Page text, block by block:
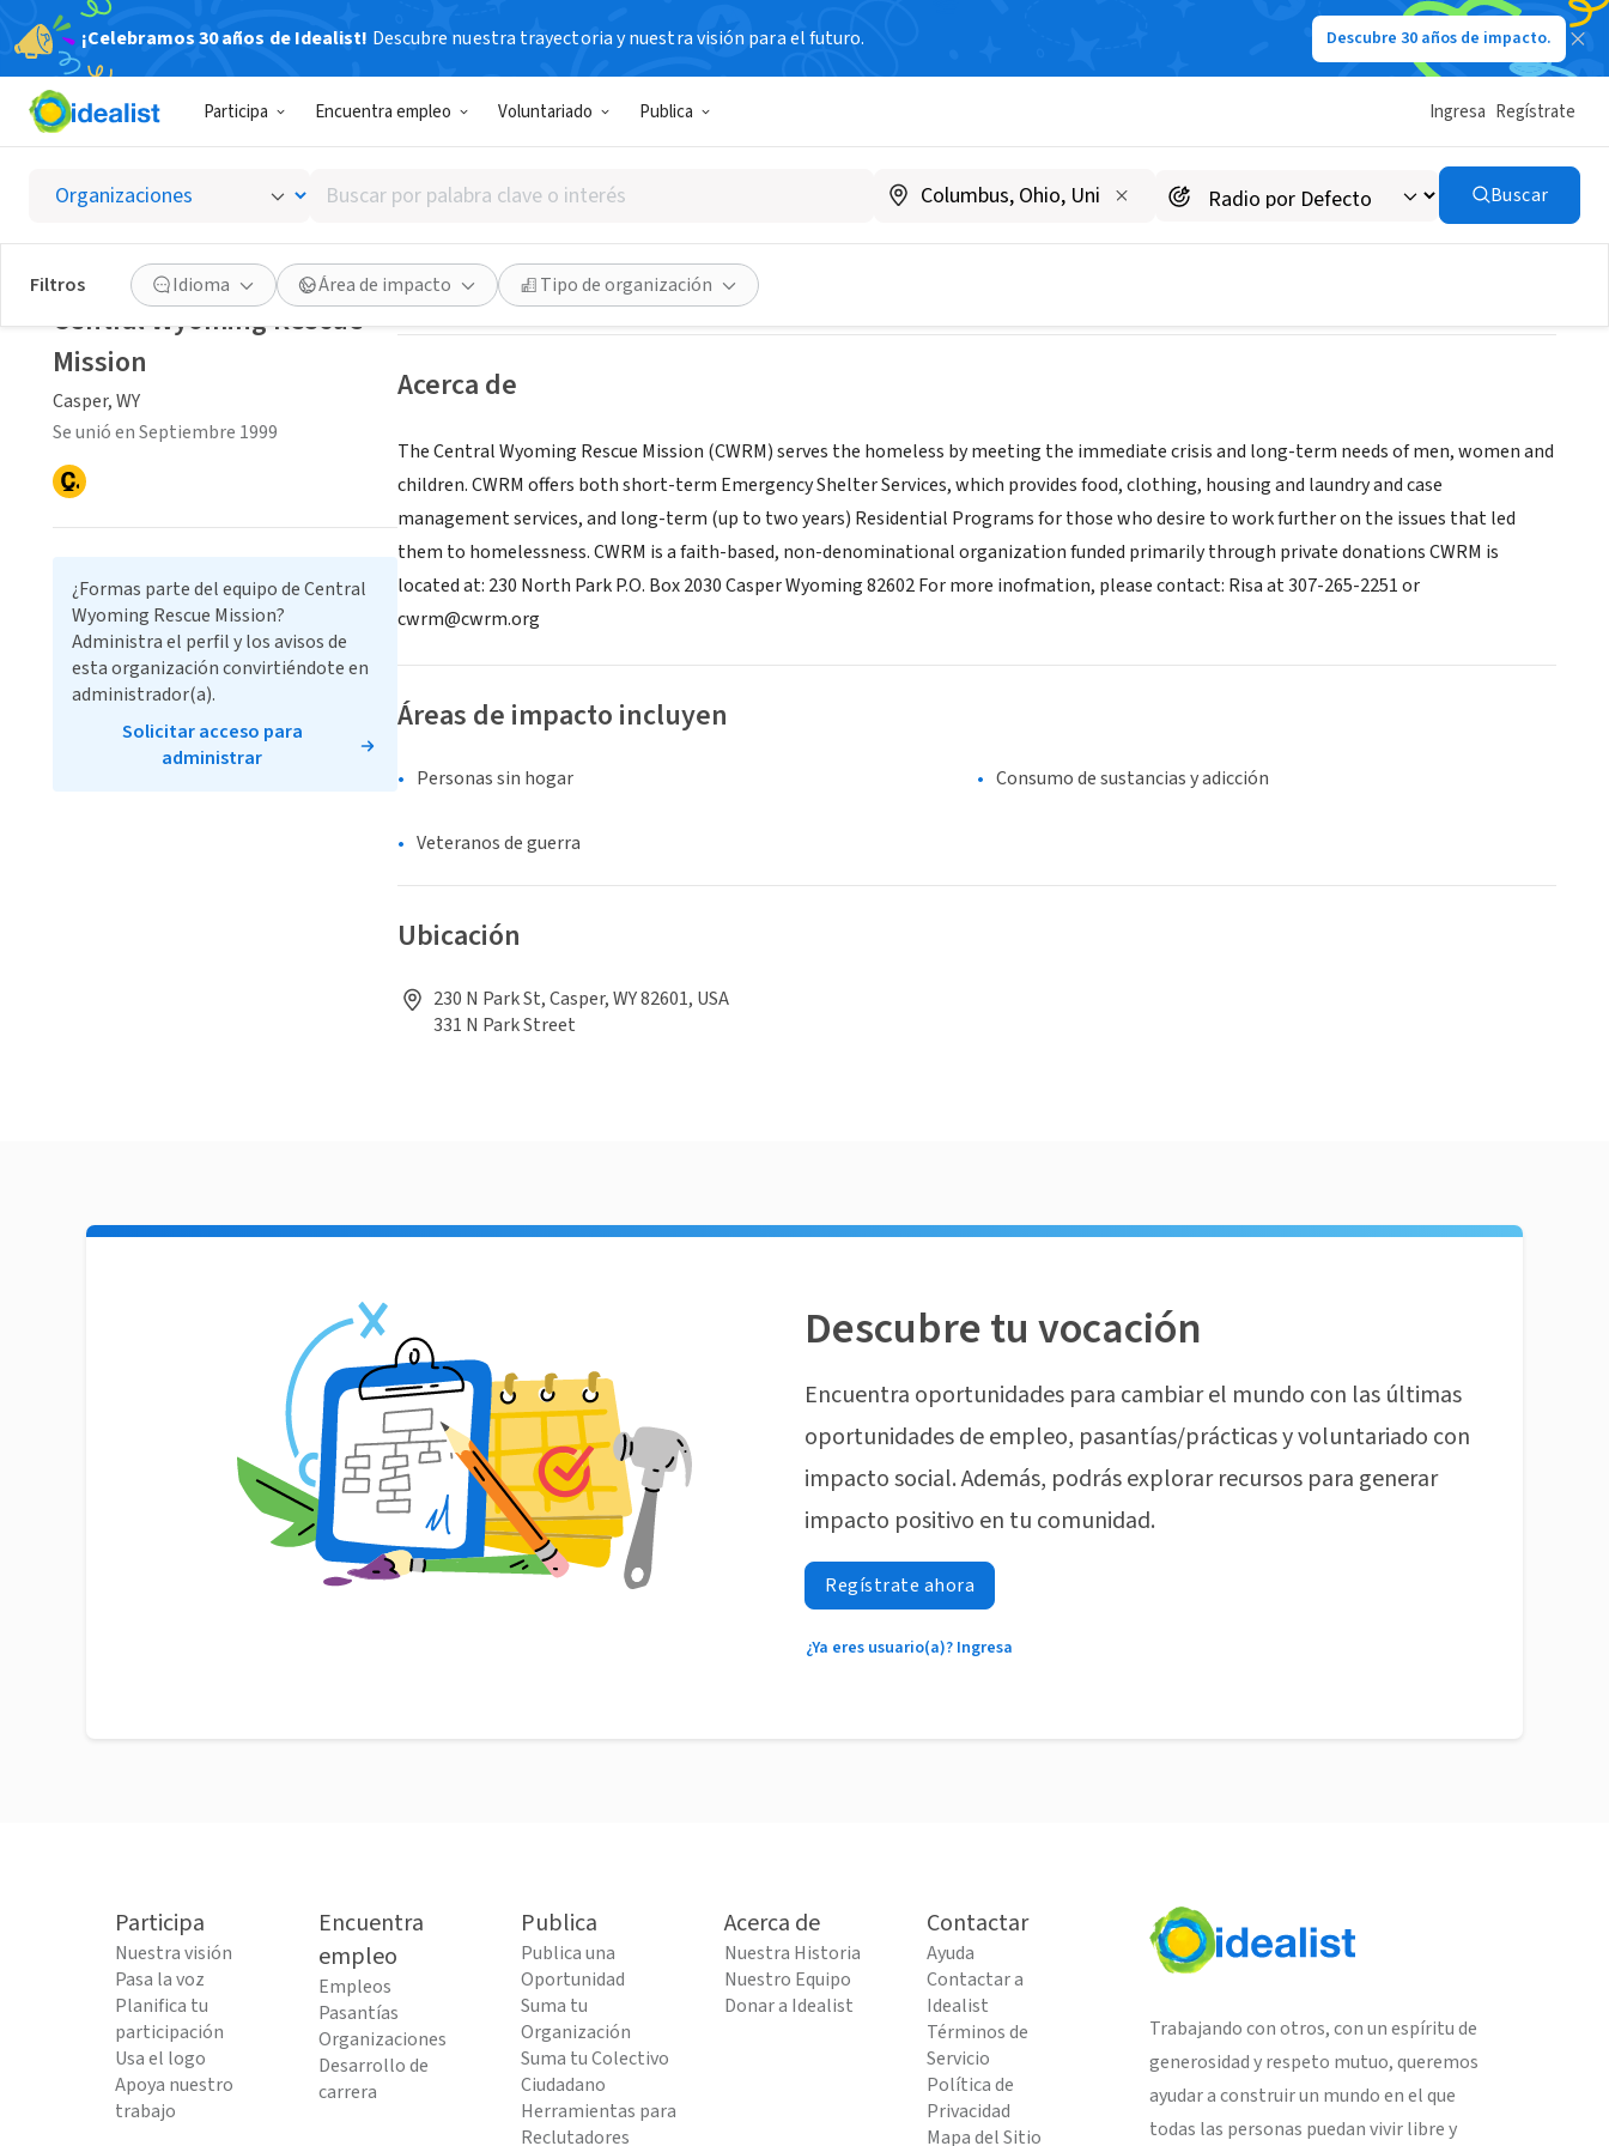
¡Celebramos 30 años de Idealist! Descubre nuestra trayectoria y nuestra visión para el futuro. Descubre 30 años de impacto.
Participa Encuentra empleo Voluntariado Publica Ingresa Regístrate
Buscar
por
palabra
clave
o
interés
Buscar
Filtros Idioma Área de impacto Tipo de organización
Central Wyoming Rescue Mission
Casper, WY| www.cwrm.org/
Guardar Compartir
Acerca de
The Central Wyoming Rescue Mission (CWRM) serves the homeless by meeting the immediate crisis and long-term needs of men, women and
children. CWRM offers both short-term Emergency Shelter Services, which provides food, clothing, housing and laundry and case
management services, and long-term (up to two years) Residential Programs for those who desire to work further on the issues that led
them to homelessness. CWRM is a faith-based, non-denominational organization funded primarily through private donations CWRM is
located at: 230 North Park P.O. Box 2030 Casper Wyoming 82602 For more inofmation, please contact: Risa at 307-265-2251 or
cwrm@cwrm.org
Áreas de impacto incluyen
Personas sin hogar Consumo de sustancias y adicción
Veteranos de guerra
Ubicación
230 N Park St, Casper, WY 82601, USA
331 N Park Street
Central Wyoming Rescue
Mission
Casper, WY
Se unió en Septiembre 1999
¿Formas parte del equipo de Central
Wyoming Rescue Mission?
Administra el perfil y los avisos de
esta organización convirtiéndote en
administrador(a).
Solicitar acceso para
administrar
Descubre tu vocación
Encuentra oportunidades para cambiar el mundo con las últimas
oportunidades de empleo, pasantías/prácticas y voluntariado con
impacto social. Además, podrás explorar recursos para generar
impacto positivo en tu comunidad.
Regístrate ahora
¿Ya eres usuario(a)? Ingresa
Participa
Nuestra visión
Pasa la voz
Planifica tu
participación
Usa el logo
Apoya nuestro
trabajo
Encuentra
empleo
Empleos
Pasantías
Organizaciones
Desarrollo de
carrera
Publica
Publica una
Oportunidad
Suma tu
Organización
Suma tu Colectivo
Ciudadano
Herramientas para
Reclutadores
Acerca de
Nuestra Historia
Nuestro Equipo
Donar a Idealist
Contactar
Ayuda
Contactar a
Idealist
Términos de
Servicio
Política de
Privacidad
Mapa del Sitio
Trabajando con otros, con un espíritu de
generosidad y respeto mutuo, queremos
ayudar a construir un mundo en el que
todas las personas puedan vivir libre y